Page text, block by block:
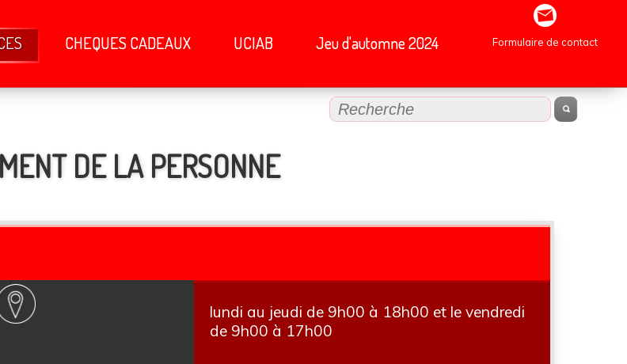
Formulaire de contact
CHEQUES CADEAUX UCIAB Jeu d'automne 2024
DE LA PERSONNE
lundi au jeudi de 9h00 à 18h00 et le vendredi
de 9h00 à 17h00